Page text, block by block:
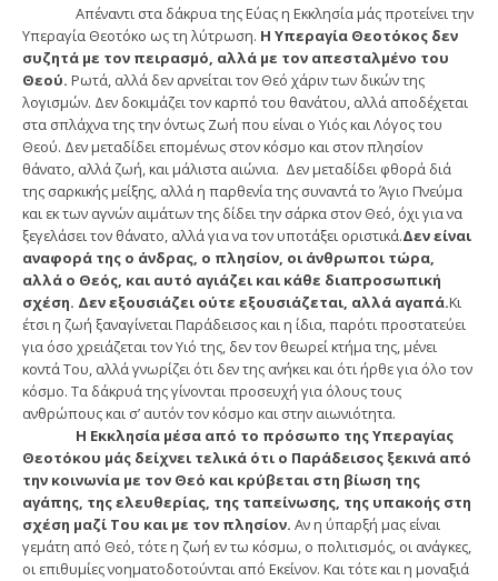
Απέναντι στα δάκρυα της Εύας η Εκκλησία μάς προτείνει την
Υπεραγία Θεοτόκο ως τη λύτρωση. Η Υπεραγία Θεοτόκος δεν
συζητά με τον πειρασμό, αλλά με τον απεσταλμένο του
Θεού. Ρωτά, αλλά δεν αρνείται τον Θεό χάριν των δικών της
λογισμών. Δεν δοκιμάζει τον καρπό του θανάτου, αλλά αποδέχεται
στα σπλάχνα της την όντως Ζωή που είναι ο Υιός και Λόγος του
Θεού. Δεν μεταδίδει επομένως στον κόσμο και στον πλησίον
θάνατο, αλλά ζωή, και μάλιστα αιώνια. Δεν μεταδίδει φθορά διά
της σαρκικής μείξης, αλλά η παρθενία της συναντά το Άγιο Πνεύμα
και εκ των αγνών αιμάτων της δίδει την σάρκα στον Θεό, όχι για να
ξεγελάσει τον θάνατο, αλλά για να τον υποτάξει οριστικά.Δεν είναι
αναφορά της ο άνδρας, ο πλησίον, οι άνθρωποι τώρα,
αλλά ο Θεός, και αυτό αγιάζει και κάθε διαπροσωπική
σχέση. Δεν εξουσιάζει ούτε εξουσιάζεται, αλλά αγαπά.Κι
έτσι η ζωή ξαναγίνεται Παράδεισος και η ίδια, παρότι προστατεύει
για όσο χρειάζεται τον Υιό της, δεν τον θεωρεί κτήμα της, μένει
κοντά Του, αλλά γνωρίζει ότι δεν της ανήκει και ότι ήρθε για όλο τον
κόσμο. Τα δάκρυά της γίνονται προσευχή για όλους τους
ανθρώπους και σ’ αυτόν τον κόσμο και στην αιωνιότητα.
Η Εκκλησία μέσα από το πρόσωπο της Υπεραγίας
Θεοτόκου μάς δείχνει τελικά ότι ο Παράδεισος ξεκινά από
την κοινωνία με τον Θεό και κρύβεται στη βίωση της
αγάπης, της ελευθερίας, της ταπείνωσης, της υπακοής στη
σχέση μαζί Του και με τον πλησίον. Αν η ύπαρξή μας είναι
γεμάτη από Θεό, τότε η ζωή εν τω κόσμω, ο πολιτισμός, οι ανάγκες,
οι επιθυμίες νοηματοδοτούνται από Εκείνον. Και τότε και η μοναξιά